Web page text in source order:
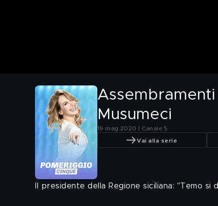
Musumeci
19 mag 2020 | Canale 5
Vai alla serie
Il presidente della Regione siciliana: "Temo